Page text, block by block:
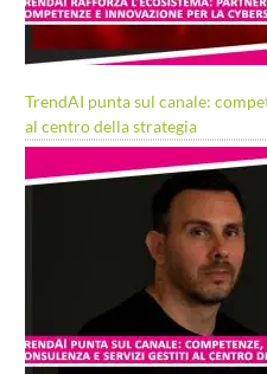
TrendAI punta sul canale:
al centro della strategia